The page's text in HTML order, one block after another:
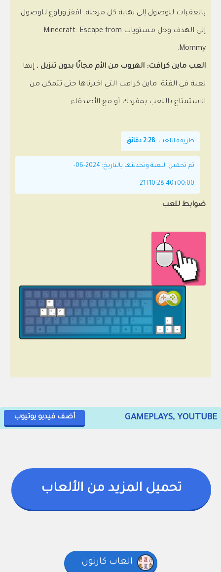
بالعقبات للوصول إلى نهاية كل مرحلة. اقفز وراوغ للوصول
إلى الهدف وحل مستويات Minecraft: Escape from
Mommy.
العب ماين كرافت: الهروب من الأم مجانًا بدون تنزيل ، إنها
لعبة في الفئة: ماين كرافت التي اخترناها حتى تتمكن من
الاستمتاع باللعب بمفردك أو مع الأصدقاء.
طريقة اللعب: 2:28 دقائق
تم تحميل اللعبة وتحديثها بالتاريخ: 2024-06-
21T10:28:40+00:00
ضوابط للعب
GAMEPLAYS, YOUTUBE أضف فيديو يوتيوب
تحميل المزيد من الألعاب
العاب كارتون